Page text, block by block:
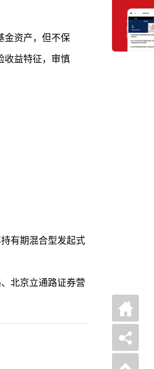
金资产，但不保
收益特征，审慎
有期混合型发起式
北京立通路证券营